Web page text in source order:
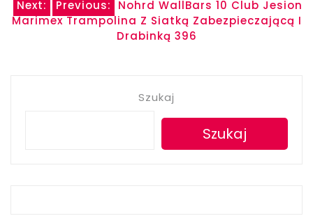
Nawigacja
Previous: Nohrd WallBars 10 Club Jesion
Next:
Marimex Trampolina Z Siatką Zabezpieczającą I
Drabinką 396
Szukaj
Szukaj